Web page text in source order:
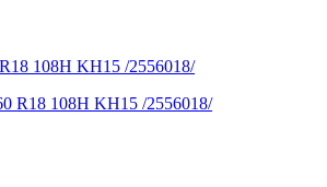
108H KH15 /2556018/